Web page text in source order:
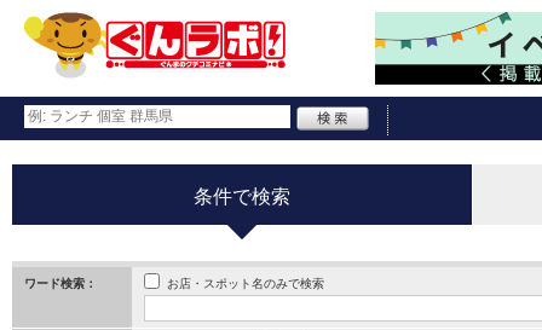
条件で検索
ワード検索： お店・スポット名のみで検索